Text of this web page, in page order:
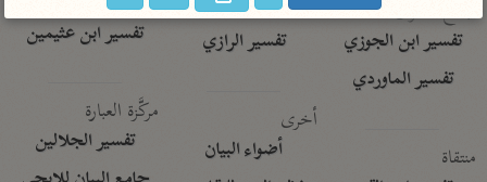
جمع الأقوال
تفسير ابن الجوزي
تفسير الماوردي
منتقاة
تفسير الرازي
أخرى
أضواء البيان
تفسير ابن عثيمين
مركَّزة العبارة
تفسير الجلالين